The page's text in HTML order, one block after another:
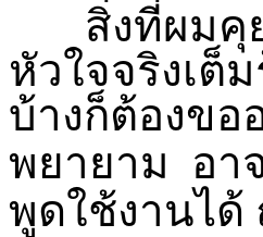
สิ่งที่ผมคุย
หัวใจจริงเต็
บ้างก็ต้องขอ
พยายาม อา
พูดใช้งานได้